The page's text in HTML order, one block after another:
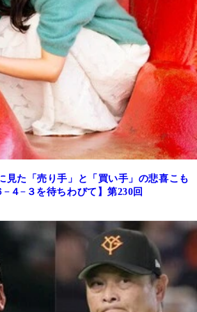
見た「売り手」と「買い手」の悲喜こも
４−３を待ちわびて】第230回